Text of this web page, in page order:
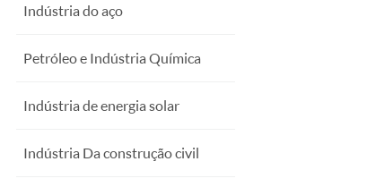
Indústria do aço
Petróleo e Indústria Química
Indústria de energia solar
Indústria Da construção civil